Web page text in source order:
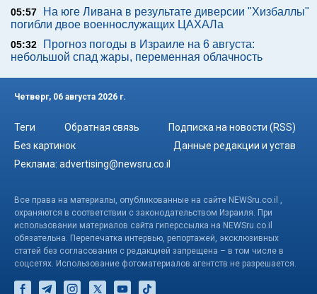
05:57
На юге Ливана в результате диверсии "Хизбаллы"
погибли двое военнослужащих ЦАХАЛа
05:32
Прогноз погоды в Израиле на 6 августа:
небольшой спад жары, переменная облачность
Четверг, 06 августа 2026 г.
Теги Обратная связь
Подписка на новости (RSS)
Без картинок
Данные редакции и устав
Реклама: advertising@newsru.co.il
Все права на материалы, опубликованные на сайте NEWSru.co.il ,
охраняются в соответствии с законодательством Израиля. При
использовании материалов сайта гиперссылка на NEWSru.co.il
обязательна. Перепечатка интервью, репортажей, эксклюзивных
статей без согласования с редакцией запрещена – в том числе в
соцсетях. Использование фотоматериалов агентств не разрешается.